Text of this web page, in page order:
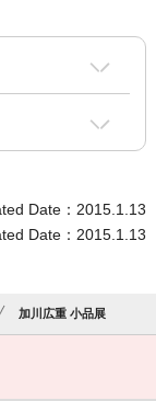
Date：2015.1.13
Date：2015.1.13
加川広重 小品展